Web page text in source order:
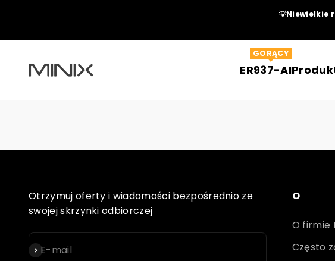
💡Niewielkie
ER937-AI
GORĄCY
Minix Official Store
Otrzymuj oferty i wiadomości bezpośrednio ze
swojej skrzynki odbiorczej
E-mail
Subskrybuj
O
O firmie
Często